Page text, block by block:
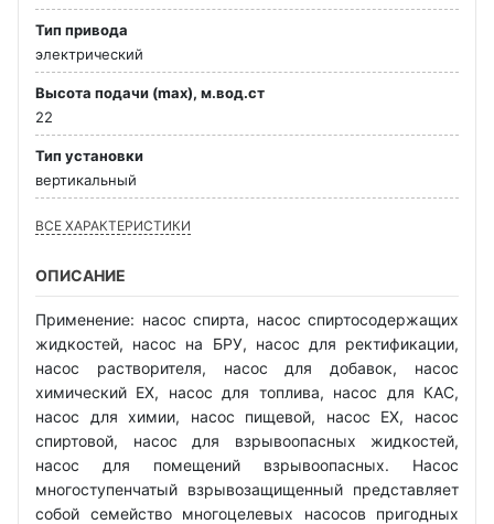
Тип привода
электрический
Высота подачи (max), м.вод.ст
22
Тип установки
вертикальный
ВСЕ ХАРАКТЕРИСТИКИ
ОПИСАНИЕ
Применение: насос спирта, насос спиртосодержащих
жидкостей, насос на БРУ, насос для ректификации,
насос растворителя, насос для добавок, насос
химический EX, насос для топлива, насос для КАС,
насос для химии, насос пищевой, насос EX, насос
спиртовой, насос для взрывоопасных жидкостей,
насос для помещений взрывоопасных. Насос
многоступенчатый взрывозащищенный представляет
собой семейство многоцелевых насосов пригодных